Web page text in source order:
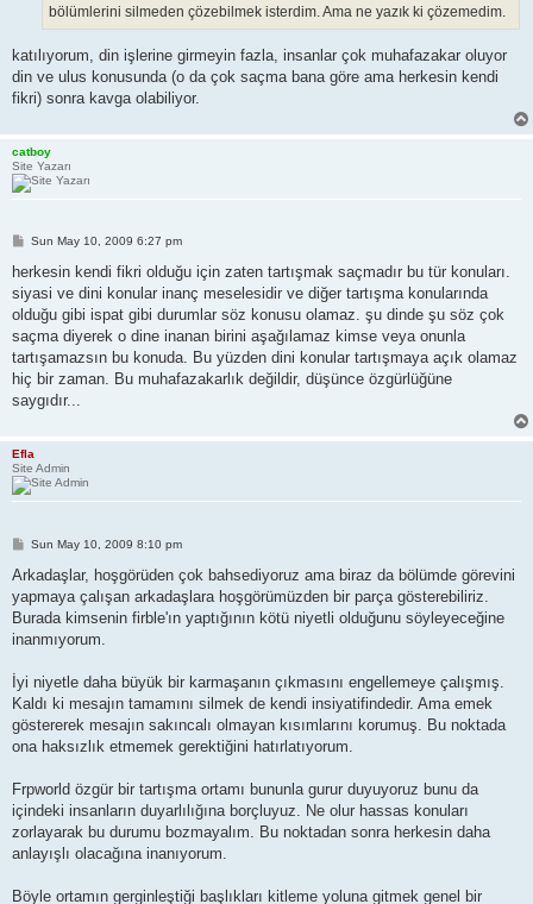
bölümlerini silmeden çözebilmek isterdim. Ama ne yazık ki çözemedim.
katılıyorum, din işlerine girmeyin fazla, insanlar çok muhafazakar oluyor
din ve ulus konusunda (o da çok saçma bana göre ama herkesin kendi
fikri) sonra kavga olabiliyor.
catboy
Site Yazarı
P
s
Sun May 10, 2009 6:27 pm
herkesin kendi fikri olduğu için zaten tartışmak saçmadır bu tür konuları.
siyasi ve dini konular inanç meselesidir ve diğer tartışma konularında
olduğu gibi ispat gibi durumlar söz konusu olamaz. şu dinde şu söz çok
saçma diyerek o dine inanan birini aşağılamaz kimse veya onunla
tartışamazsın bu konuda. Bu yüzden dini konular tartışmaya açık olamaz
hiç bir zaman. Bu muhafazakarlık değildir, düşünce özgürlüğüne
saygıdır...
Efla
Site Admin
P
s
Sun May 10, 2009 8:10 pm
Arkadaşlar, hoşgörüden çok bahsediyoruz ama biraz da bölümde görevini
yapmaya çalışan arkadaşlara hoşgörümüzden bir parça gösterebiliriz.
Burada kimsenin firble'ın yaptığının kötü niyetli olduğunu söyleyeceğine
inanmıyorum.
İyi niyetle daha büyük bir karmaşanın çıkmasını engellemeye çalışmış.
Kaldı ki mesajın tamamını silmek de kendi insiyatifindedir. Ama emek
göstererek mesajın sakıncalı olmayan kısımlarını korumuş. Bu noktada
ona haksızlık etmemek gerektiğini hatırlatıyorum.
Frpworld özgür bir tartışma ortamı bununla gurur duyuyoruz bunu da
içindeki insanların duyarlılığına borçluyuz. Ne olur hassas konuları
zorlayarak bu durumu bozmayalım. Bu noktadan sonra herkesin daha
anlayışlı olacağına inanıyorum.
Böyle ortamın gerginleştiği başlıkları kitleme yoluna gitmek genel bir